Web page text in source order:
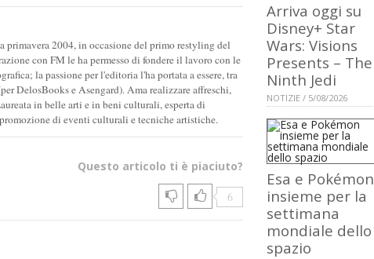
2004, in occasione del primo restyling del
con FM le ha permesso di fondere il lavoro con le
la passione per l'editoria l'ha portata a essere, tra
DelosBooks e Asengard). Ama realizzare affreschi,
in belle arti e in beni culturali, esperta di
di eventi culturali e tecniche artistiche.
Questo articolo ti è piaciuto?
6
Arriva oggi su
Disney+ Star
Wars: Visions
Presents – The
Ninth Jedi
NOTIZIE / 5/08/2026
Esa e Pokémon
insieme per la
settimana
mondiale dello
spazio